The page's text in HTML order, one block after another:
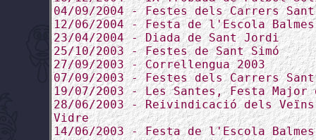
04/09/2004 - Festes dels Carrers
12/06/2004 - Festa de l'Escola Balmes
23/04/2004 - Diada de Sant Jordi
25/10/2003 - Festes de Sant Simó
27/09/2003 - Correllengua 2003
07/09/2003 - Festes dels Carrers
19/07/2003 - Les Santes, Festa Major
28/06/2003 - Reivindicació dels
Vidre
14/06/2003 - Festa de l'Escola Balmes